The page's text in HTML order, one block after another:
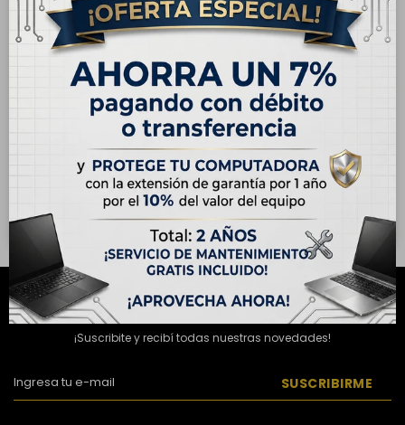
ENVÍO GRATIS
OUTLET - Apple iPhone SE
(3) Generación 128GB -
Medianoche
206,00
USD 255,00
Hasta en 12 cuotas de
USD 17.17
ENVÍO GRATIS
OUTLET - Apple iPhone SE
(3) Generación 64GB -
Medianoche
USD189,00 USD 389,00
Hasta en 12 cuotas de
USD 15.75
NEWSLETTER
¡Suscribite y recibí todas nuestras novedades!
SUSCRIBIRME